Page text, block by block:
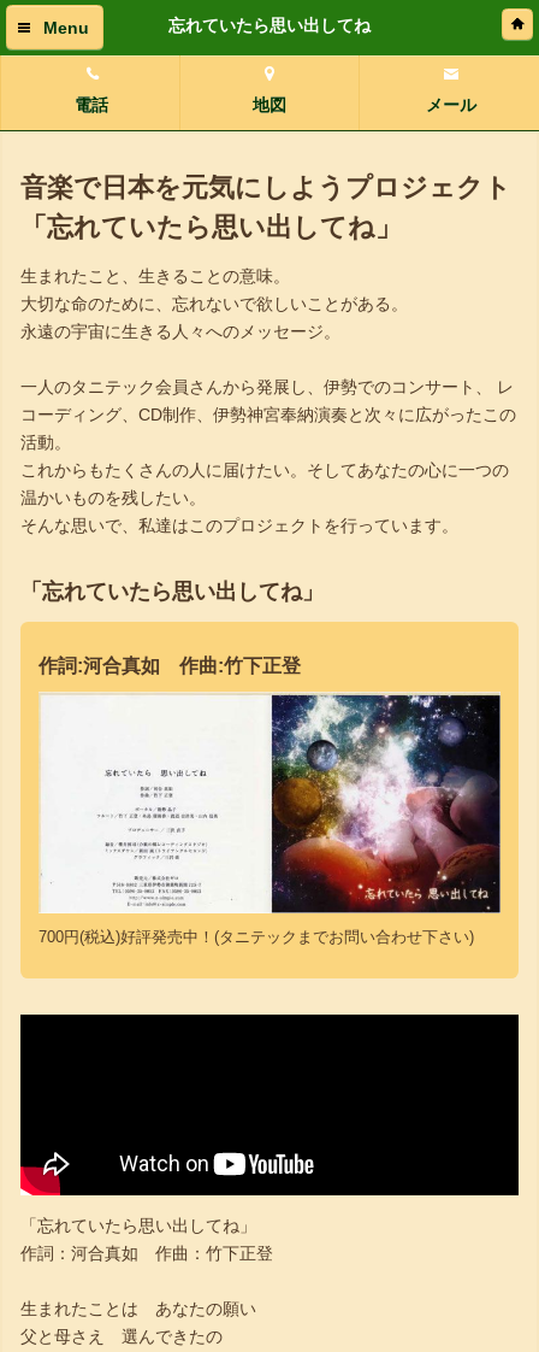
Menu 忘れていたら思い出してね
電話 地図 メール
音楽で日本を元気にしようプロジェクト
「忘れていたら思い出してね」
生まれたこと、生きることの意味。
大切な命のために、忘れないで欲しいことがある。
永遠の宇宙に生きる人々へのメッセージ。
一人のタニテック会員さんから発展し、伊勢でのコンサート、 レ
コーディング、CD制作、伊勢神宮奉納演奏と次々に広がったこの
活動。
これからもたくさんの人に届けたい。そしてあなたの心に一つの
温かいものを残したい。
そんな思いで、私達はこのプロジェクトを行っています。
「忘れていたら思い出してね」
作詞:河合真如 作曲:竹下正登
700円(税込)好評発売中！(タニテックまでお問い合わせ下さい)
「忘れていたら思い出してね」
作詞：河合真如 作曲：竹下正登
生まれたことは あなたの願い
父と母さえ 選んできたの